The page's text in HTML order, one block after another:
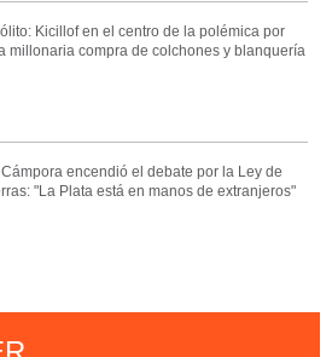
Kicillof en el centro de la polémica por
millonaria compra de colchones y blanquería
Cámpora encendió el debate por la Ley de
"La Plata está en manos de extranjeros"